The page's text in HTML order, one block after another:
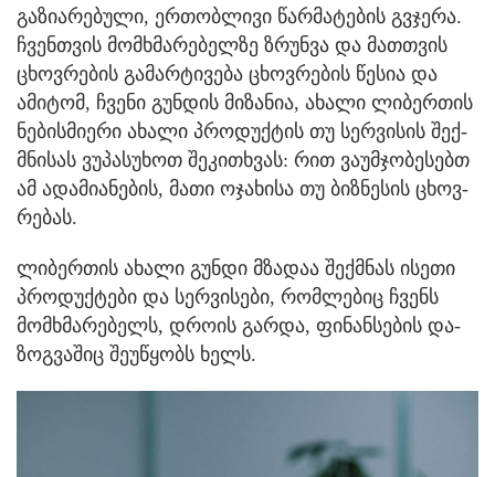
გა­ზი­ა­რე­ბუ­ლი, ერ­თობ­ლი­ვი წარ­მა­ტე­ბის გვჯე­რა.
ჩვენ­თვის მომ­ხმა­რე­ბელ­ზე ზრუნ­ვა და მათ­თვის
ცხოვ­რე­ბის გა­მარ­ტი­ვე­ბა ცხოვ­რე­ბის წე­სია და
ამი­ტომ, ჩვე­ნი გუნ­დის მი­ზა­ნია, ახა­ლი ლი­ბერ­თის
ნე­ბის­მი­ე­რი ახა­ლი პრო­დუქ­ტის თუ სერ­ვი­სის შექ­
მნი­სას ვუ­პა­სუ­ხოთ შე­კი­თხვას: რით ვა­უმ­ჯო­ბე­სებთ
ამ ადა­მი­ა­ნე­ბის, მათი ოჯა­ხი­სა თუ ბიზ­ნე­სის ცხოვ­
რე­ბას.
ლი­ბერ­თის ახა­ლი გუნ­დი მზა­დაა შექ­მნას ისე­თი
პრო­დუქ­ტე­ბი და სერ­ვი­სე­ბი, რომ­ლე­ბიც ჩვენს
მომ­ხმა­რე­ბელს, დრო­ის გარ­და, ფი­ნან­სე­ბის და­
ზოგ­ვა­შიც შე­უ­წყობს ხელს.